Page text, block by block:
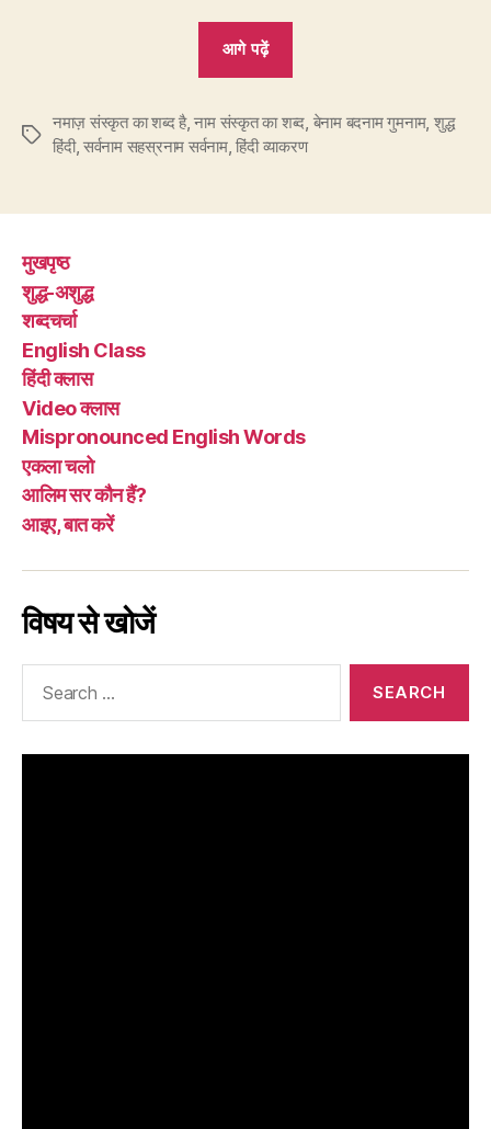
आगे पढ़ें
का
शब्द
या
Tags
नमाज़ संस्कृत का शब्द है,नाम संस्कृत का शब्द, बेनाम बदनाम गुमनाम, शुद्ध
हिंदी, सर्वनाम सहस्रनाम सर्वनाम,हिंदी व्याकरण
मुखपृष्ठ
शुद्ध-अशुद्ध
शब्दचर्चा
English Class
हिंदी क्लास
Video क्लास
Mispronounced English Words
एकला चलो
आलिम सर कौन हैं?
आइए, बात करें
विषय से खोजें